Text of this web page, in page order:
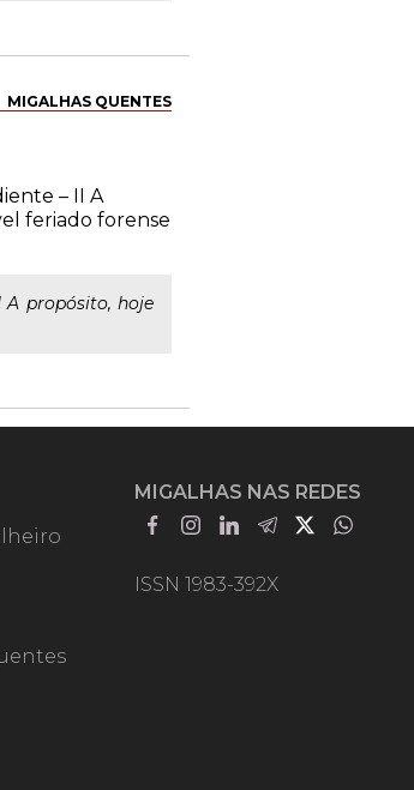
MIGALHAS QUENTES
– II A
feriado forense
A propósito, hoje
MIGALHAS NAS REDES
ISSN 1983-392X